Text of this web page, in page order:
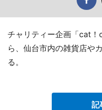
チャリティー企画「cat
ら、仙台市内の雑貨店や
る。
記